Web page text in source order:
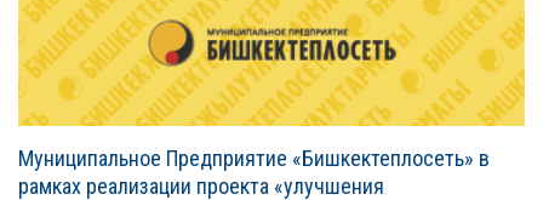
Муниципальное Предприятие «Бишкектеплосеть» в
рамках реализации проекта «улучшения